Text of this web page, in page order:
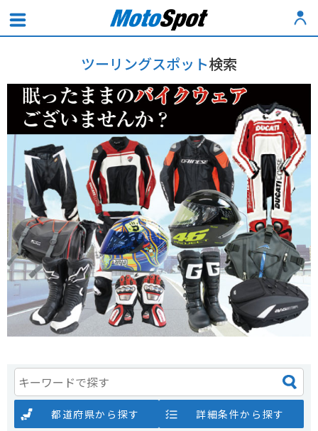
ツーリングスポット検索
都道府県から探す 詳細条件から探す